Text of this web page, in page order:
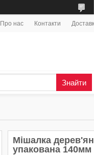
Про нас Контакти
Знайти
Мішалка
упакована 140мм